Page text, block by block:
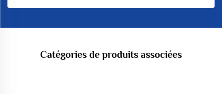
Catégories de produits associées